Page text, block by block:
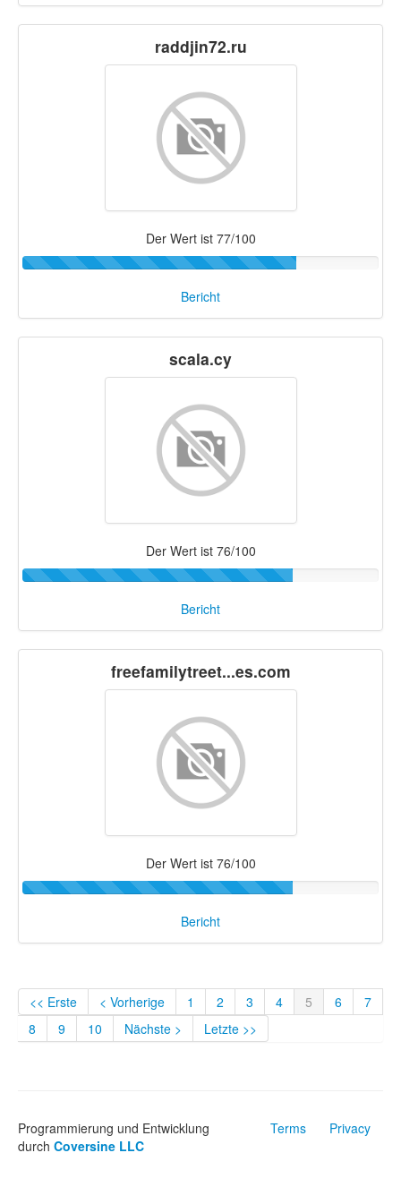
raddjin72.ru
Der Wert ist 77/100
Bericht
scala.cy
Der Wert ist 76/100
Bericht
freefamilytreet...es.com
Der Wert ist 76/100
Bericht
<< Erste < Vorherige 1 2 3 4 5 6
7
8
9 10 Nächste > Letzte >>
Terms Privacy
Programmierung und Entwicklung
durch Coversine LLC